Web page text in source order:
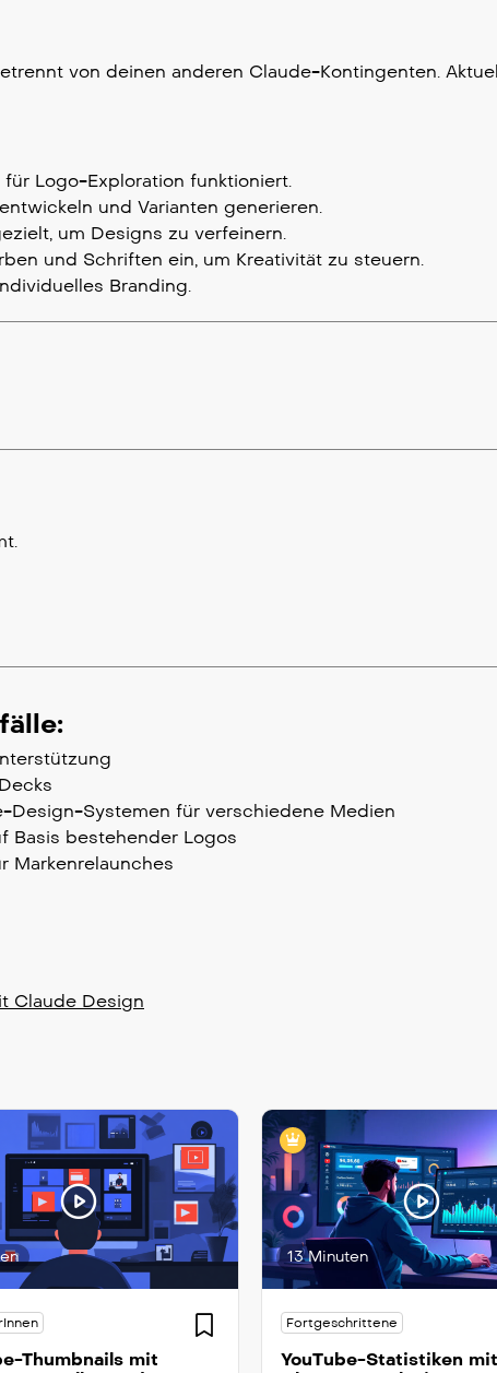
von deinen anderen Claude-Kontingenten.
Logo-Exploration funktioniert.
und Varianten generieren.
um Designs zu verfeinern.
und Schriften ein, um Kreativität zu steuern.
Branding.
Systemen für verschiedene Medien
Basis bestehender Logos
Markenrelaunches
Claude Design
Thumbnails mit
13 Minuten
Fortgeschrittene
YouTube-Statistiken mit